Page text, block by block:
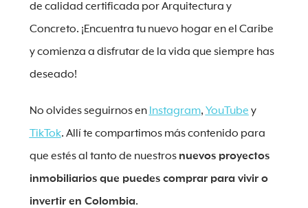
de calidad certificada por Arquitectura y
Concreto. ¡Encuentra tu nuevo hogar en el Caribe
y comienza a disfrutar de la vida que siempre has
deseado!
No olvides seguirnos en Instagram, YouTube y
TikTok. Allí te compartimos más contenido para
que estés al tanto de nuestros nuevos proyectos
inmobiliarios que puedes comprar para vivir o
invertir en Colombia.